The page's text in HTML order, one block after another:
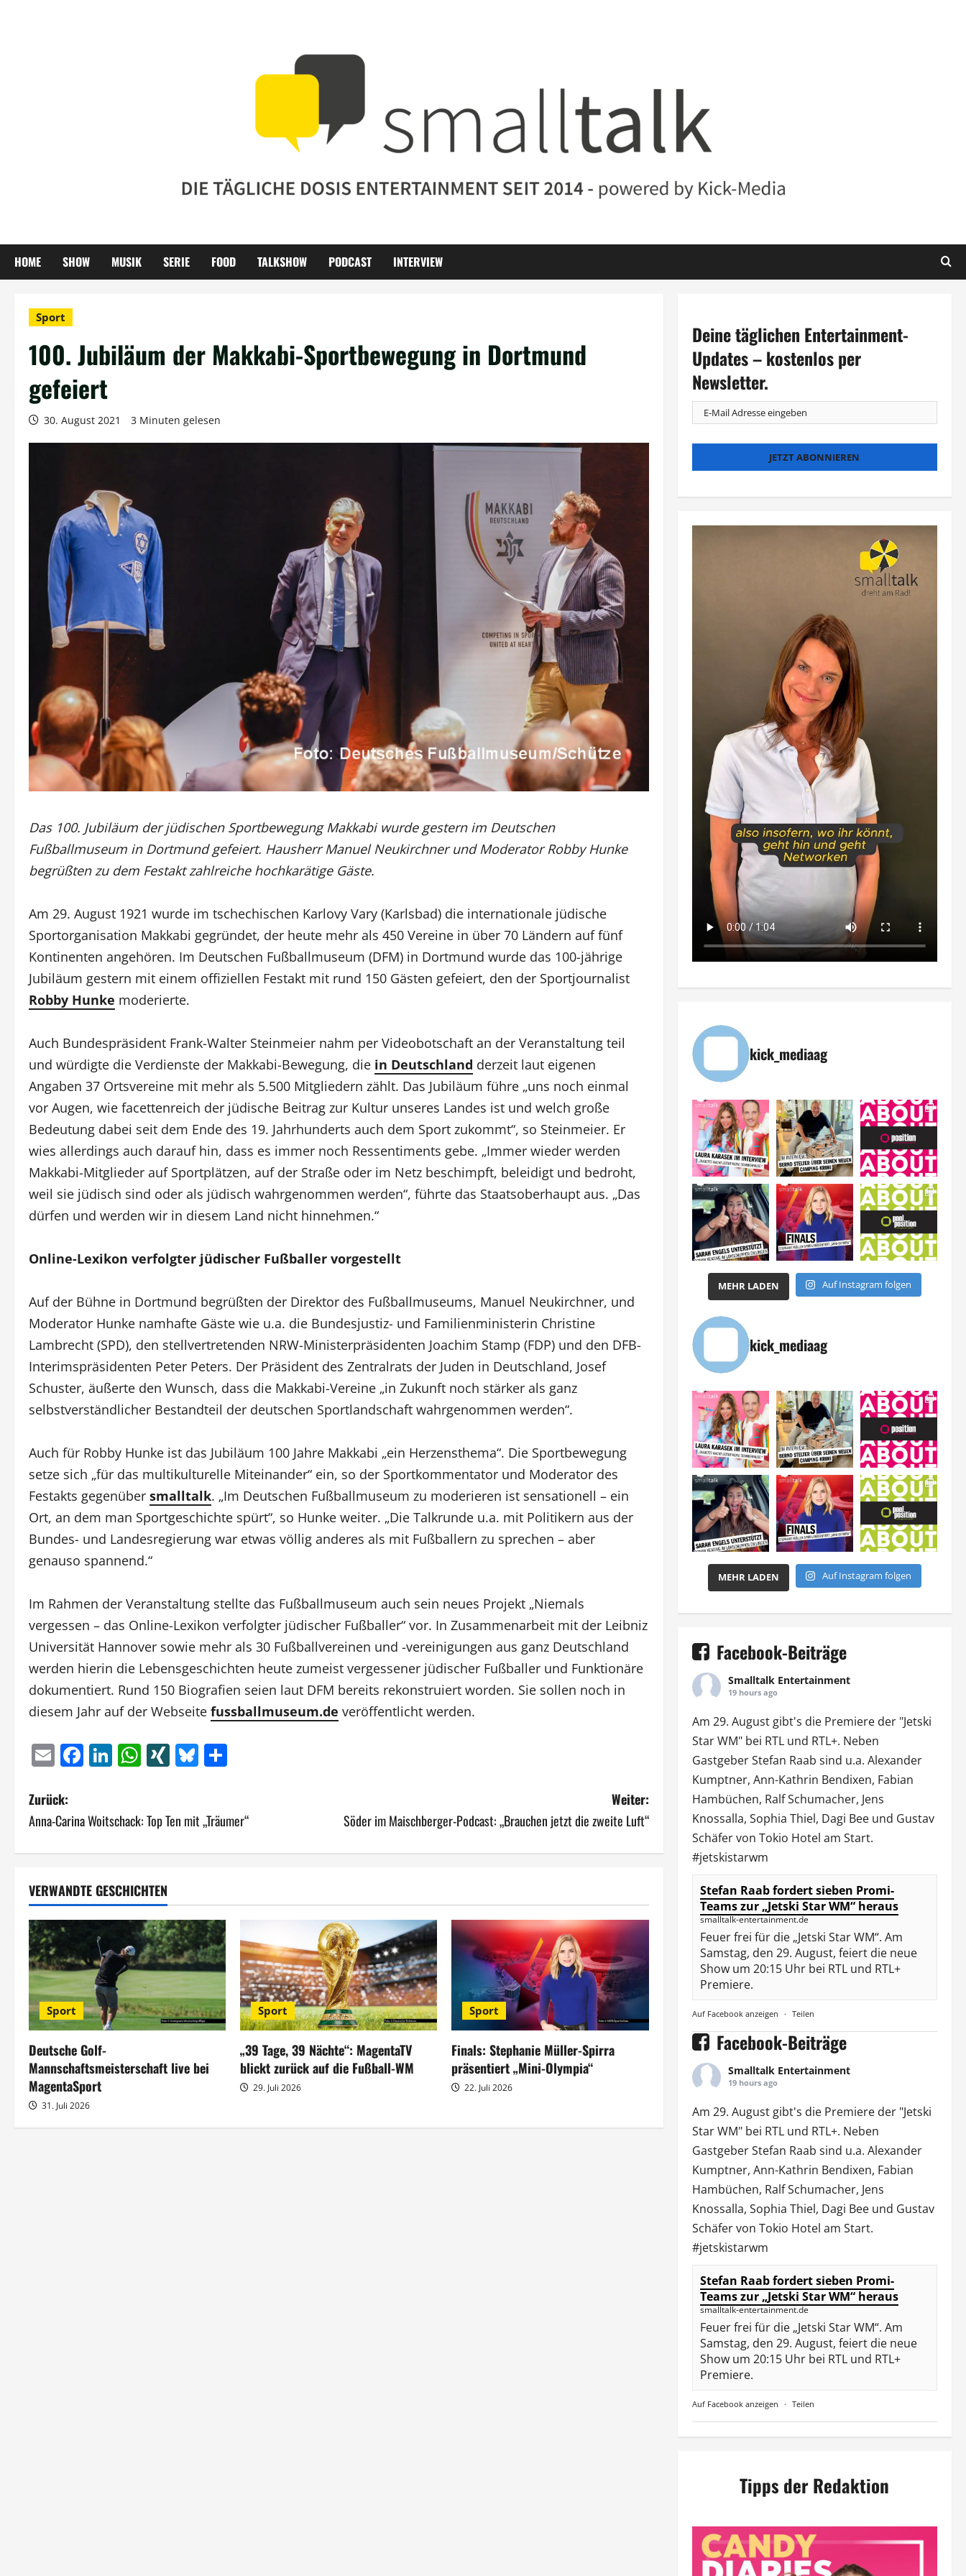
HOME SHOW MUSIK SERIE FOOD TALKSHOW PODCAST INTERVIEW
Sport
100. Jubiläum der Makkabi-Sportbewegung in Dortmund
gefeiert
30. August 2021 3 Minuten gelesen
Das 100. Jubiläum der jüdischen Sportbewegung Makkabi wurde gestern im Deutschen
Fußballmuseum in Dortmund gefeiert. Hausherr Manuel Neukirchner und Moderator Robby Hunke
begrüßten zu dem Festakt zahlreiche hochkarätige Gäste.
Am 29. August 1921 wurde im tschechischen Karlovy Vary (Karlsbad) die internationale jüdische
Sportorganisation Makkabi gegründet, der heute mehr als 450 Vereine in über 70 Ländern auf fünf
Kontinenten angehören. Im Deutschen Fußballmuseum (DFM) in Dortmund wurde das 100-jährige
Jubiläum gestern mit einem offiziellen Festakt mit rund 150 Gästen gefeiert, den der Sportjournalist
Robby Hunke moderierte.
Auch Bundespräsident Frank-Walter Steinmeier nahm per Videobotschaft an der Veranstaltung teil
und würdigte die Verdienste der Makkabi-Bewegung, die in Deutschland derzeit laut eigenen
Angaben 37 Ortsvereine mit mehr als 5.500 Mitgliedern zählt. Das Jubiläum führe „uns noch einmal
vor Augen, wie facettenreich der jüdische Beitrag zur Kultur unseres Landes ist und welch große
Bedeutung dabei seit dem Ende des 19. Jahrhunderts auch dem Sport zukommt“, so Steinmeier. Er
wies allerdings auch darauf hin, dass es immer noch Ressentiments gebe. „Immer wieder werden
Makkabi-Mitglieder auf Sportplätzen, auf der Straße oder im Netz beschimpft, beleidigt und bedroht,
weil sie jüdisch sind oder als jüdisch wahrgenommen werden“, führte das Staatsoberhaupt aus. „Das
dürfen und werden wir in diesem Land nicht hinnehmen.“
Online-Lexikon verfolgter jüdischer Fußballer vorgestellt
Auf der Bühne in Dortmund begrüßten der Direktor des Fußballmuseums, Manuel Neukirchner, und
Moderator Hunke namhafte Gäste wie u.a. die Bundesjustiz- und Familienministerin Christine
Lambrecht (SPD), den stellvertretenden NRW-Ministerpräsidenten Joachim Stamp (FDP) und den DFB-
Interimspräsidenten Peter Peters. Der Präsident des Zentralrats der Juden in Deutschland, Josef
Schuster, äußerte den Wunsch, dass die Makkabi-Vereine „in Zukunft noch stärker als ganz
selbstverständlicher Bestandteil der deutschen Sportlandschaft wahrgenommen werden“.
Auch für Robby Hunke ist das Jubiläum 100 Jahre Makkabi „ein Herzensthema“. Die Sportbewegung
setze sich „für das multikulturelle Miteinander“ ein, so der Sportkommentator und Moderator des
Festakts gegenüber smalltalk. „Im Deutschen Fußballmuseum zu moderieren ist sensationell – ein
Ort, an dem man Sportgeschichte spürt“, so Hunke weiter. „Die Talkrunde u.a. mit Politikern aus der
Bundes- und Landesregierung war etwas völlig anderes als mit Fußballern zu sprechen – aber
genauso spannend.“
Im Rahmen der Veranstaltung stellte das Fußballmuseum auch sein neues Projekt „Niemals
vergessen – das Online-Lexikon verfolgter jüdischer Fußballer“ vor. In Zusammenarbeit mit der Leibniz
Universität Hannover sowie mehr als 30 Fußballvereinen und -vereinigungen aus ganz Deutschland
werden hierin die Lebensgeschichten heute zumeist vergessener jüdischer Fußballer und Funktionäre
dokumentiert. Rund 150 Biografien seien laut DFM bereits rekonstruiert worden. Sie sollen noch in
diesem Jahr auf der Webseite fussballmuseum.de veröffentlicht werden.
EmailFacebook
LinkedIn
WhatsApp
XINGBluesky
B
e
i
t
r
a
g
s
n
a
v
i
Zurück:
Anna-Carina Woitschack: Top Ten mit „Träumer“
Weiter:
Söder im Maischberger-Podcast: „Brauchen jetzt die zweite Luft“
VERWANDTE GESCHICHTEN
Sport
Deutsche Golf-
Mannschaftsmeisterschaft live bei
MagentaSport
31. Juli 2026
Sport
„39 Tage, 39 Nächte“: MagentaTV
blickt zurück auf die Fußball-WM
29. Juli 2026
Sport
Finals: Stephanie Müller-Spirra
präsentiert „Mini-Olympia“
22. Juli 2026
Deine täglichen Entertainment-
Updates – kostenlos per
Newsletter.
kick_mediaag
MEHR LADEN Auf Instagram folgen
kick_mediaag
MEHR LADEN Auf Instagram folgen
Facebook-Beiträge
Smalltalk Entertainment
19 hours ago
Am 29. August gibt's die Premiere der "Jetski
Star WM" bei RTLund RTL+. Neben
Gastgeber Stefan Raab sind u.a. Alexander
Kumptner, Ann-Kathrin Bendixen, Fabian
Hambüchen, Ralf Schumacher, Jens
Knossalla, Sophia Thiel, Dagi Beeund Gustav
Schäfer von Tokio Hotel am Start.
#jetskistarwm
Stefan Raab fordert sieben Promi-
Teams zur „Jetski Star WM“ heraus
smalltalk-entertainment.de
Feuer frei für die „Jetski Star WM“. Am
Samstag, den 29. August, feiert die neue
Show um 20:15 Uhr bei RTL und RTL+
Premiere.
Auf Facebook anzeigen · Teilen
Facebook-Beiträge
Smalltalk Entertainment
19 hours ago
Am 29. August gibt's die Premiere der "Jetski
Star WM" bei RTLund RTL+. Neben
Gastgeber Stefan Raab sind u.a. Alexander
Kumptner, Ann-Kathrin Bendixen, Fabian
Hambüchen, Ralf Schumacher, Jens
Knossalla, Sophia Thiel, Dagi Beeund Gustav
Schäfer von Tokio Hotel am Start.
#jetskistarwm
Stefan Raab fordert sieben Promi-
Teams zur „Jetski Star WM“ heraus
smalltalk-entertainment.de
Feuer frei für die „Jetski Star WM“. Am
Samstag, den 29. August, feiert die neue
Show um 20:15 Uhr bei RTL und RTL+
Premiere.
Auf Facebook anzeigen · Teilen
Tipps der Redaktion